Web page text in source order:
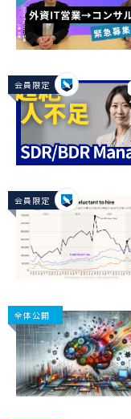
会員限定
会員限定
全体公開